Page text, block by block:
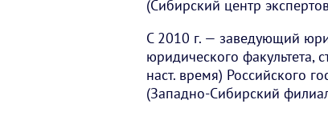
(Сибирский центр
С 2010 г. — заведующий
юридического факультета,
наст. время) Российского
(Западно-Сибирский